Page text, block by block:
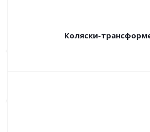
Коляски-